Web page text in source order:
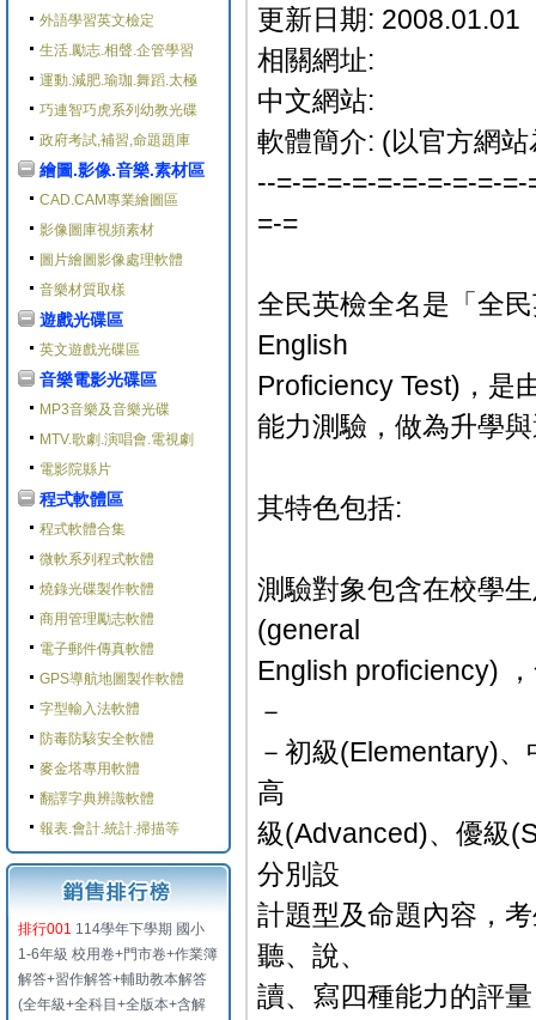
外語學習英文檢定
生活.勵志.相聲.企管學習
運動.減肥.瑜珈.舞蹈.太極
巧連智巧虎系列幼教光碟
政府考試,補習,命題題庫
繪圖.影像.音樂.素材區
CAD.CAM專業繪圖區
影像圖庫視頻素材
圖片繪圖影像處理軟體
音樂材質取樣
遊戲光碟區
英文遊戲光碟區
音樂電影光碟區
MP3音樂及音樂光碟
MTV.歌劇.演唱會.電視劇
電影院縣片
程式軟體區
程式軟體合集
微軟系列程式軟體
燒錄光碟製作軟體
商用管理勵志軟體
電子郵件傳真軟體
GPS導航地圖製作軟體
字型輸入法軟體
防毒防駭安全軟體
麥金塔專用軟體
翻譯字典辨識軟體
報表.會計.統計.掃描等
排行001 114學年下學期 國小
1-6年級 校用卷+門市卷+作業簿
解答+習作解答+輔助教本解答
(全年級+全科目+全版本+含解
更新日期: 2008.01.01
相關網址:
中文網站:
軟體簡介: (以官方網站
--=-=-=-=-=-=-=-=-=-
=-=
全民英檢全名是「全
English
Proficiency Test)，是
能力測驗，做為升學
其特色包括:
測驗對象包含在校學
(general
English proficiency)
－
－初級(Elementary)
高
級(Advanced)、優級
分別設
計題型及命題內容，
聽、說、
讀、寫四種能力的評